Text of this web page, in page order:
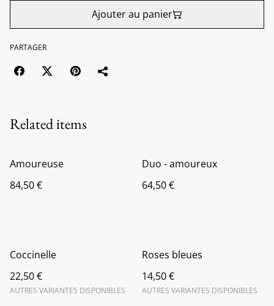
Ajouter au panier
PARTAGER
Related items
Amoureuse
84,50 €
Duo - amoureux
64,50 €
Coccinelle
22,50 €
AUTRES VARIANTES DISPONIBLES
Roses bleues
14,50 €
AUTRES VARIANTES DISPONIBLES